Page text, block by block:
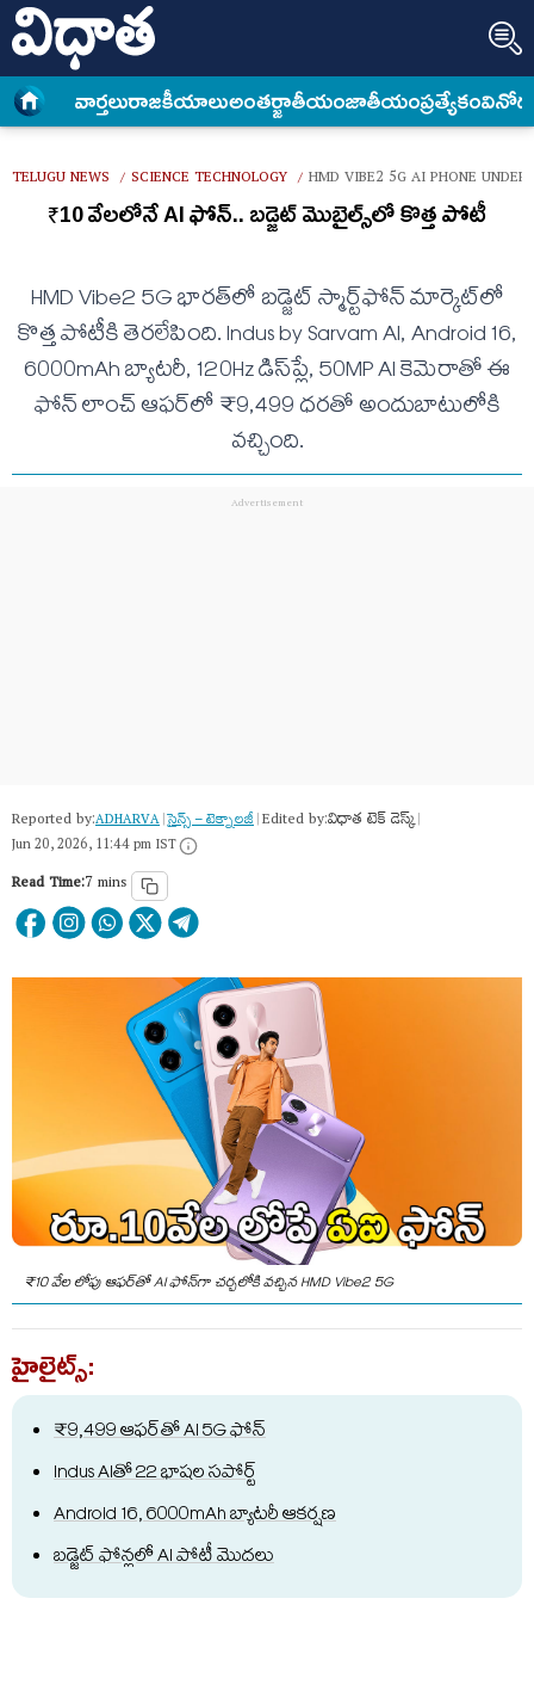
వార్త‌లురాజకీయాలుఅంత‌ర్జాతీయంజాతీయంప్రత్యేకం
TELUGU NEWS / SCIENCE TECHNOLOGY / HMD VIBE2 5G AI PHONE
₹10 వేలలోనే AI ఫోన్‌.. బడ్జెట్‌ మొబైల్స్‌లో కొత్త పోటీ
HMD Vibe2 5G భారత్‌లో బడ్జెట్‌ స్మార్ట్‌ఫోన్‌ మార్కెట్‌లో
కొత్త పోటీకి తెరలేపింది. Indus by Sarvam AI, Android 16,
6000mAh బ్యాటరీ, 120Hz డిస్‌ప్లే, 50MP AI కెమెరాతో ఈ
ఫోన్‌ లాంచ్‌ ఆఫర్‌లో ₹9,499 ధరతో అందుబాటులోకి
వచ్చింది.
Reported by:ADHARVA|సైన్స్​ – టెక్నాలజీ|Edited by:విధాత టెక్ డెస్క్|
Jun 20, 2026, 11:44 pm IST
Read Time:7 mins
₹10 వేల లోపు ఆఫర్‌తో AI ఫోన్‌గా చర్చలోకి వచ్చిన HMD Vibe2 5G
హైలైట్స్:
₹9,499 ఆఫర్‌తో AI 5G ఫోన్‌
Indus AIతో 22 భాషల సపోర్ట్‌
Android 16, 6000mAh బ్యాటరీ ఆకర్షణ
బడ్జెట్‌ ఫోన్లలో AI పోటీ మొదలు